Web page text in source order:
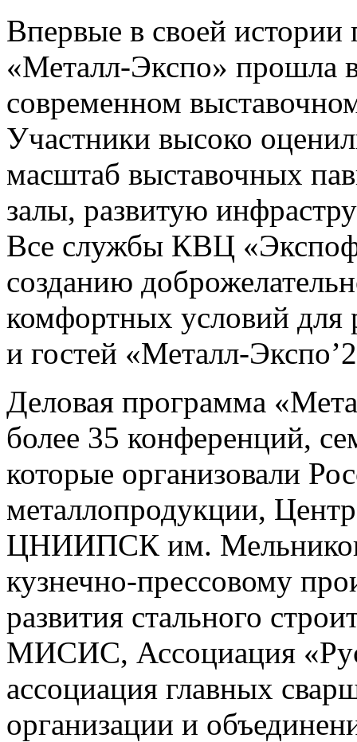
Впервые в своей
«Металл-Экспо» прошла
современном
Участники высоко
масштаб выставочных
залы, развитую
Все службы КВЦ
созданию
комфортных условий для
и гостей «Металл-
Деловая программа
более 35 конференций,
которые организовали
металлопродукции,
ЦНИИПСК им.
кузнечно-прессовому
развития стального
МИСИС, Ассоциация
ассоциация главных
организации и